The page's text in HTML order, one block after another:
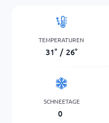
TEMPERATUREN
31° / 26°
SCHNEETAGE
0